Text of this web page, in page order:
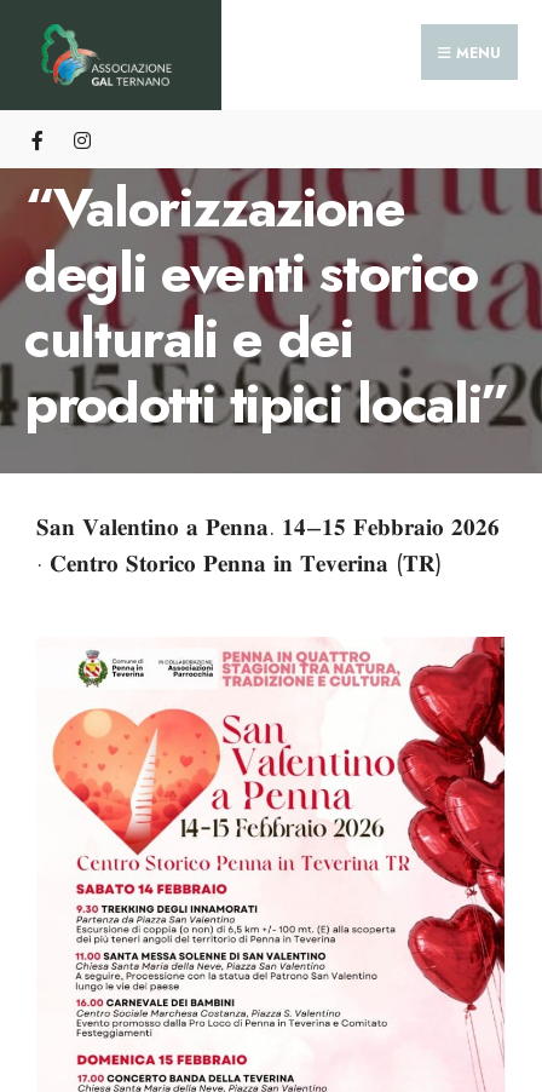
MENU
HOME
EVENTI BANDO A.2.1. “VALORIZZAZIONE DEGLI EVENTI STORICO
CULTURALI E DEI PRODOTTI TIPICI LOCALI”
Eventi bando A.2.1.
“Valorizzazione
degli eventi storico
culturali e dei
prodotti tipici locali”
𝐒𝐚𝐧 𝐕𝐚𝐥𝐞𝐧𝐭𝐢𝐧𝐨 𝐚 𝐏𝐞𝐧𝐧𝐚. 𝟏𝟒–𝟏𝟓 𝐅𝐞𝐛𝐛𝐫𝐚𝐢𝐨 𝟐𝟎𝟐𝟔
· 𝐂𝐞𝐧𝐭𝐫𝐨 𝐒𝐭𝐨𝐫𝐢𝐜𝐨 𝐏𝐞𝐧𝐧𝐚 𝐢𝐧 𝐓𝐞𝐯𝐞𝐫𝐢𝐧𝐚 (𝐓𝐑)